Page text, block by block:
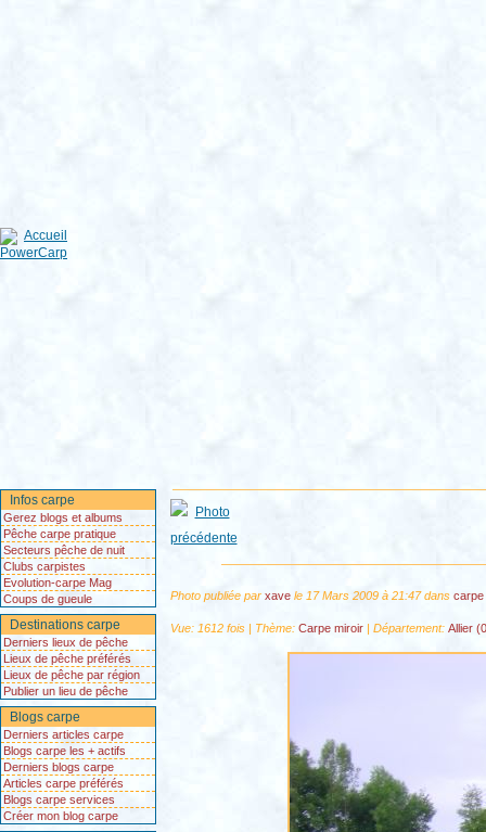
Infos carpe
Gerez blogs et albums
Pêche carpe pratique
Secteurs pêche de nuit
Clubs carpistes
Evolution-carpe Mag
Coups de gueule
Destinations carpe
Derniers lieux de pêche
Lieux de pêche préférés
Lieux de pêche par région
Publier un lieu de pêche
Blogs carpe
Derniers articles carpe
Blogs carpe les + actifs
Derniers blogs carpe
Articles carpe préférés
Blogs carpe services
Créer mon blog carpe
Photo publiée par xavele 17 Mars 2009 à 21:47 dans carpe
Vue: 1612 fois | Thème: Carpe miroir| Département: Allier